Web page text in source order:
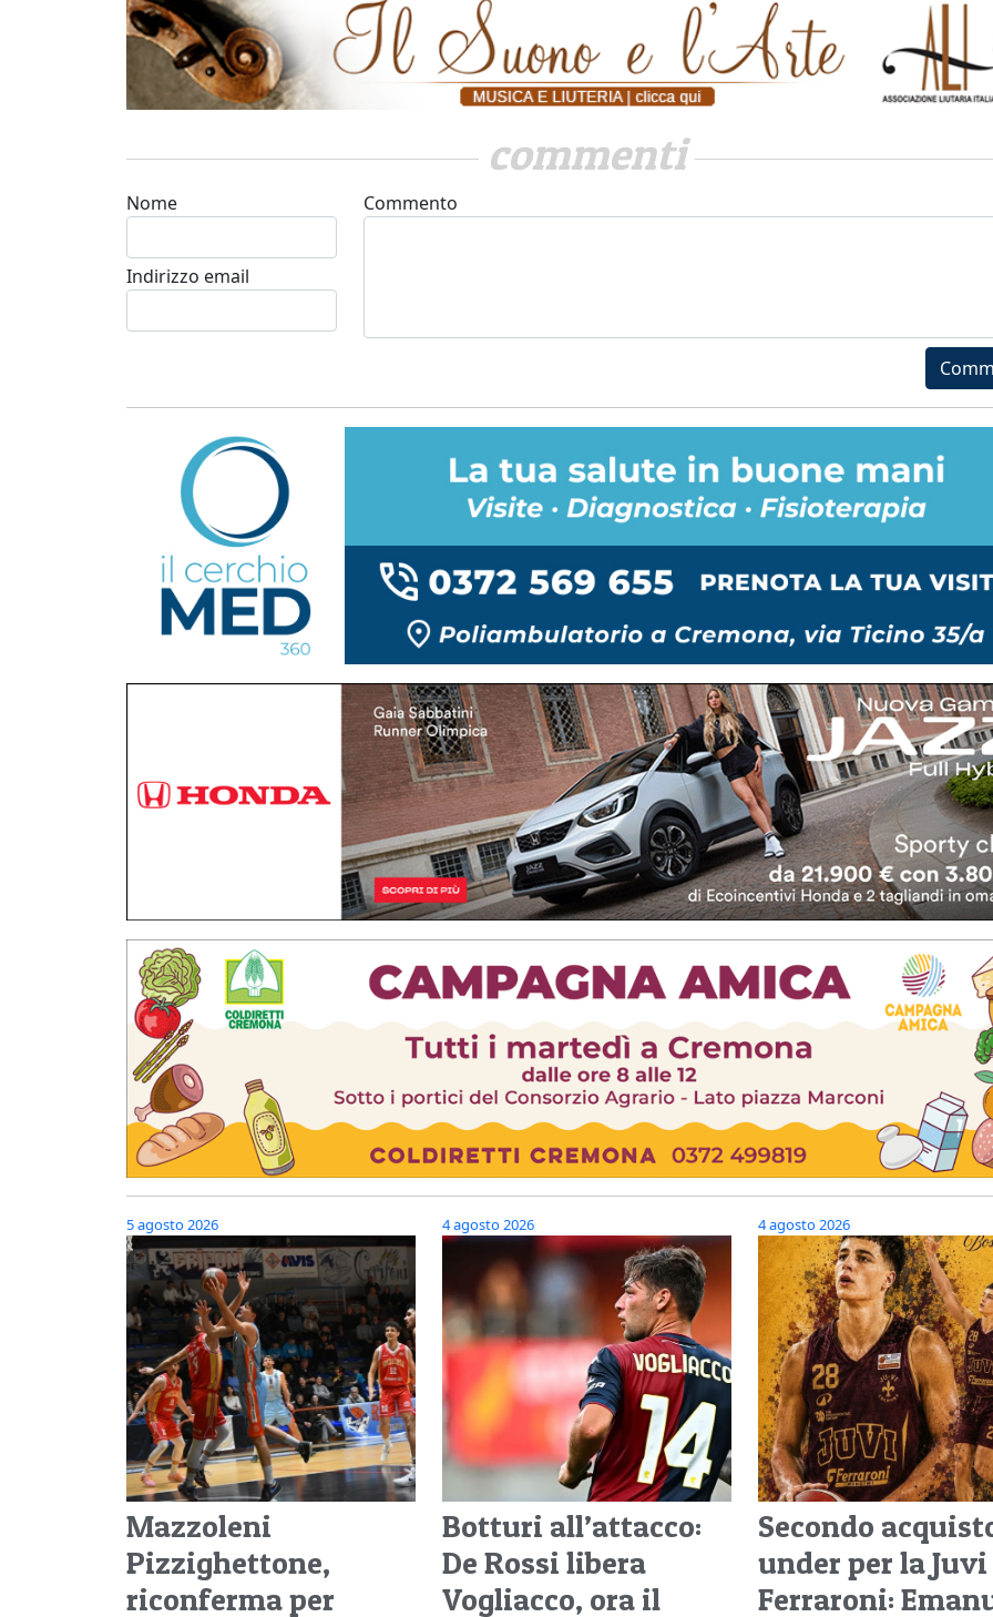
commenti
Nome
Indirizzo email
Commento
5 agosto 2026
Mazzoleni
Pizzighettone,
riconferma per
4 agosto 2026
Botturi all’attacco:
De Rossi libera
Vogliacco, ora il
4 agosto 2026
Secondo
under per la Juvi
Ferraroni: